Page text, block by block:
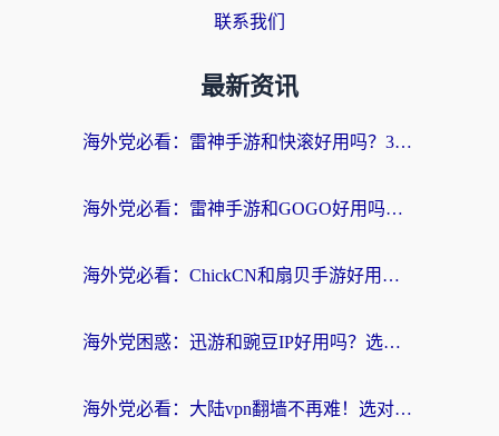
联系我们
最新资讯
海外党必看：雷神手游和快滚好用吗？3步选对回国加速器无缝刷国内资源
海外党必看：雷神手游和GOGO好用吗？3步选对回国加速器，无缝刷剧玩原神
海外党必看：ChickCN和扇贝手游好用吗？3步选对回国加速器无缝刷国内资源
海外党困惑：迅游和豌豆IP好用吗？选对回国加速器，刷剧游戏再也不卡
海外党必看：大陆vpn翻墙不再难！选对加速器，无缝刷国内资源